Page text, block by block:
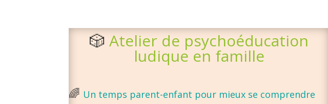
🎲 Atelier de psychoéducation
ludique en famille
🌈 Un temps parent-enfant pour mieux se comprendre